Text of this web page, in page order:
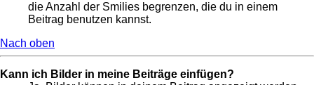
die Anzahl der Smilies begrenzen, die du in einem
Beitrag benutzen kannst.
Nach oben
Kann ich Bilder in meine Beiträge einfügen?